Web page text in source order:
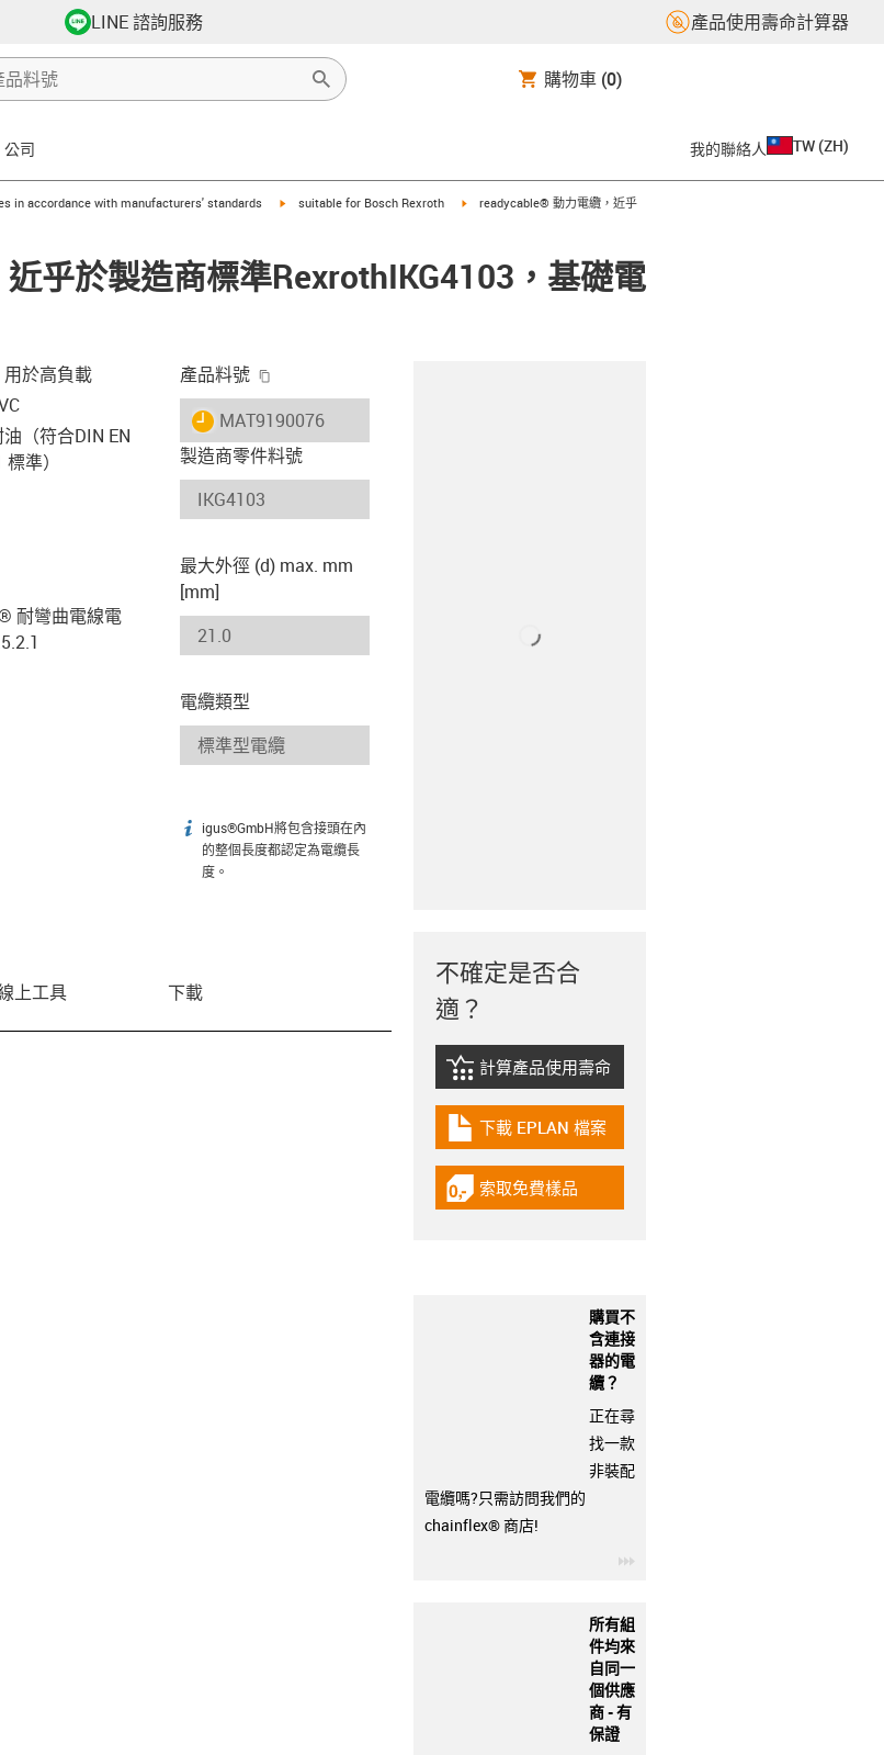
LINE 諮詢服務 產品使用壽命計算器
購物車 (0)
公司 我的聯絡人 TW (ZH)
right
in accordance with manufacturers' standards igus-icon-arrow-right
suitable for Bosch Rexroth igus-icon-arrow-right
readycable® 動力電纜，近乎
乎於製造商標準RexrothIKG4103，基礎電
於高負載
（符合DIN EN
準）
耐彎曲電線電
產品料號
igus-icon-lieferzeit
MAT9190076
製造商零件料號
最大外徑 (d) max. mm
[mm]
電纜類型
igus-icon-info
igus®GmbH將包含接頭在內
的整個長度都認定為電纜長
度。
上工具 下載
不確定是否合
適？
igus-icon-lebensdauerrechner
計算產品使用壽命
igus-icon-download-plan
下載 EPLAN 檔案
igus-icon-gratismuster
索取免費樣品
購買不
含連接
器的電
纜？
正在尋
找一款
非裝配
電纜嗎?只需訪問我們的
chainflex® 商店!
所有組
件均來
自同一
個供應
商 - 有
保證